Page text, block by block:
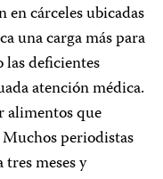
en cárceles ubicadas
una carga más para
deficientes
atención médica.
alimentos que
periodistas
meses y